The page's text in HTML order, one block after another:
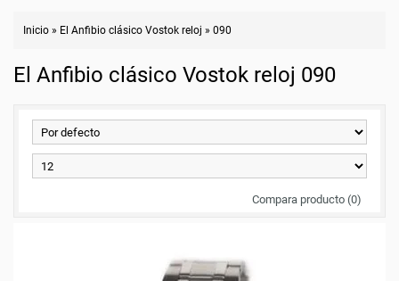
Inicio » El Anfibio clásico Vostok reloj » 090
El Anfibio clásico Vostok reloj 090
Compara producto (0)